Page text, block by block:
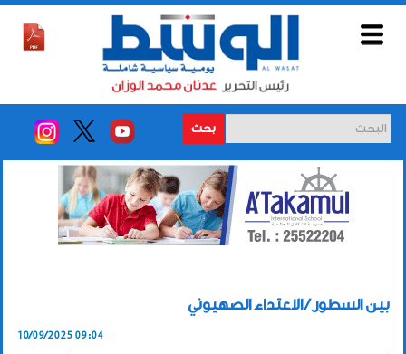
بحث
بين السطور / الاعتداء الصهيوني
10/09/2025 09:04